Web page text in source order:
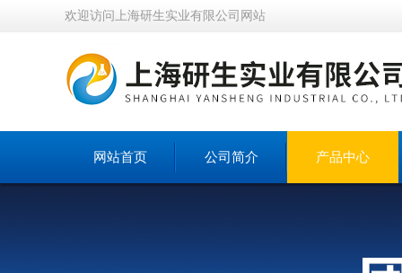
欢迎访问上海研生实业有限公司网站
网站首页 公司简介 产品中心